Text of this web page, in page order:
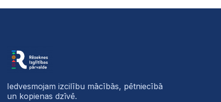
Iedvesmojam izcilību mācībās, pētniecībā
un kopienas dzīvē.